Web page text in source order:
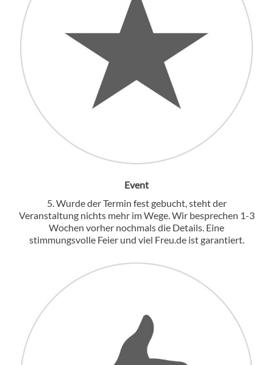
Event
5. Wurde der Termin fest gebucht, steht der
Veranstaltung nichts mehr im Wege. Wir besprechen 1-3
Wochen vorher nochmals die Details. Eine
stimmungsvolle Feier und viel Freu.de ist garantiert.